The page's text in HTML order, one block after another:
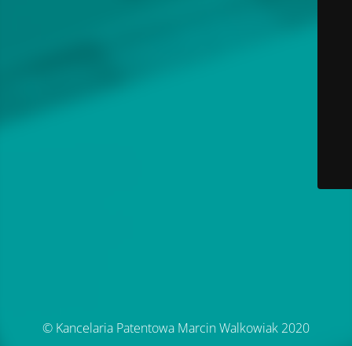
© Kancelaria Patentowa Marcin Walkowiak 2020